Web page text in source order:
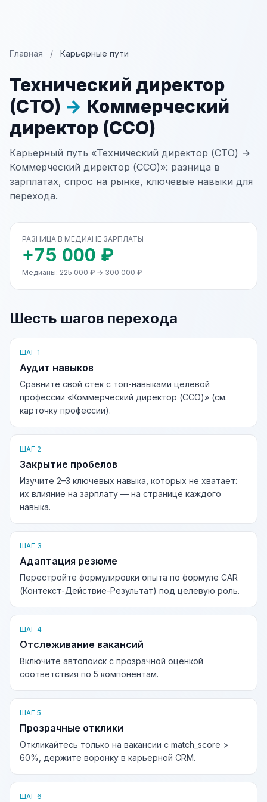
Главная / Карьерные пути
Технический директор
(CTO) → Коммерческий
директор (CCO)
Карьерный путь «Технический директор (CTO) →
Коммерческий директор (CCO)»: разница в
зарплатах, спрос на рынке, ключевые навыки для
перехода.
РАЗНИЦА В МЕДИАНЕ ЗАРПЛАТЫ
+75 000 ₽
Медианы: 225 000 ₽ → 300 000 ₽
Шесть шагов перехода
ШАГ 1
Аудит навыков
Сравните свой стек с топ-навыками целевой
профессии «Коммерческий директор (CCO)» (см.
карточку профессии).
ШАГ 2
Закрытие пробелов
Изучите 2–3 ключевых навыка, которых не хватает:
их влияние на зарплату — на странице каждого
навыка.
ШАГ 3
Адаптация резюме
Перестройте формулировки опыта по формуле CAR
(Контекст-Действие-Результат) под целевую роль.
ШАГ 4
Отслеживание вакансий
Включите автопоиск с прозрачной оценкой
соответствия по 5 компонентам.
ШАГ 5
Прозрачные отклики
Откликайтесь только на вакансии с match_score >
60%, держите воронку в карьерной CRM.
ШАГ 6